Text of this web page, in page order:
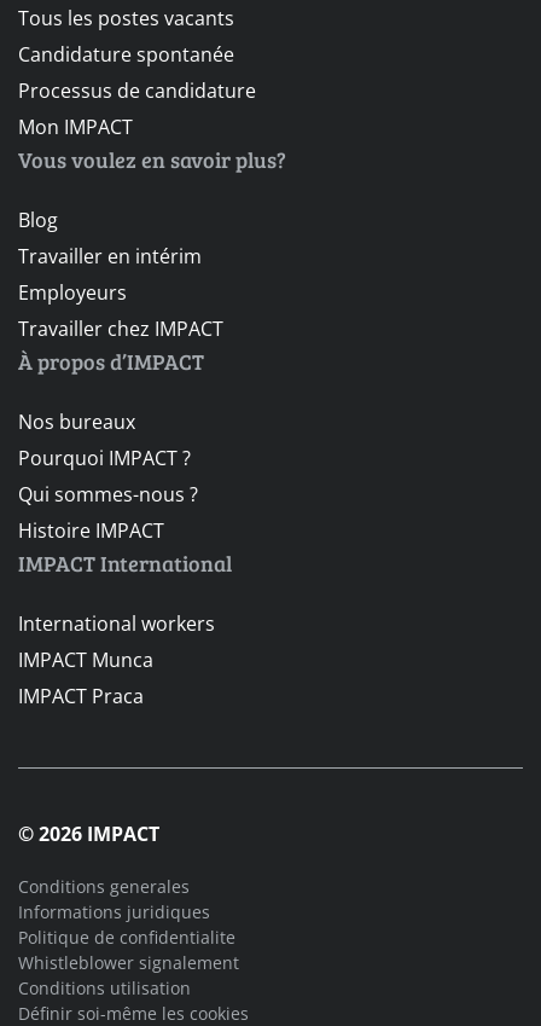
Tous les postes vacants
Candidature spontanée
Processus de candidature
Mon IMPACT
Vous voulez en savoir plus?
Blog
Travailler en intérim
Employeurs
Travailler chez IMPACT
À propos d’IMPACT
Nos bureaux
Pourquoi IMPACT ?
Qui sommes-nous ?
Histoire IMPACT
IMPACT International
International workers
IMPACT Munca
IMPACT Praca
© 2026 IMPACT
Conditions generales
Informations juridiques
Politique de confidentialite
Whistleblower signalement
Conditions utilisation
Définir soi-même les cookies